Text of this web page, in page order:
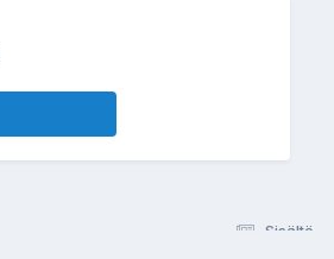
Sisältö